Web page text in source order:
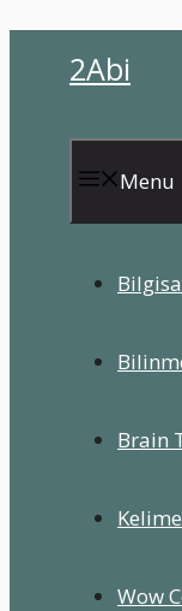
2Abi
Menu
Brain
Wow